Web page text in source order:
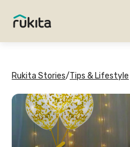
Rukita Stories/Tips & Lifestyle